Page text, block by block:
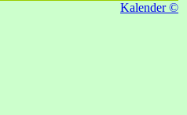
Kalender ©